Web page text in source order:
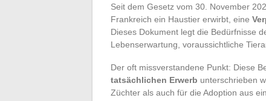
Seit dem Gesetz vom 30. November
Frankreich ein Haustier erwirbt, eine
Dieses Dokument legt die Bedürfnisse
Lebenserwartung, voraussichtliche
Der oft missverstandene Punkt: Diese
tatsächlichen Erwerb unterschrieben
Züchter als auch für die Adoption aus